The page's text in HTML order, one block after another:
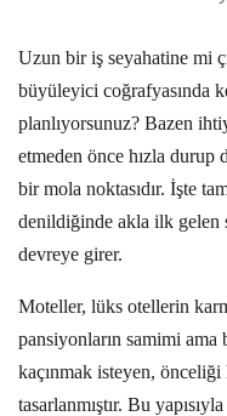
Uzun bir iş seyahatine mi
büyüleyici coğrafyasında
planlıyorsunuz? Bazen
etmeden önce hızla
bir mola noktasıdır. İşte
denildiğinde akla ilk gelen
devreye girer.
Moteller, lüks otellerin
pansiyonların samimi ama
kaçınmak isteyen,
tasarlanmıştır. Bu